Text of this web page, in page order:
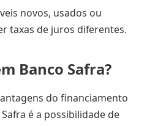
novos, usados ou
taxas de juros diferentes.
Banco Safra?
do financiamento
é a possibilidade de